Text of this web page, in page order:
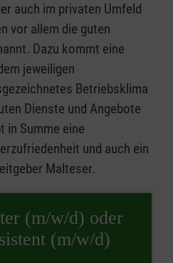
auch im privaten Umfeld
vor allem die guten
Dazu kommt eine
jeweiligen
Betriebsklima
Dienste und Angebote
in Summe eine
und auch ein
Malteser.
(m/w/d) oder
(m/w/d)